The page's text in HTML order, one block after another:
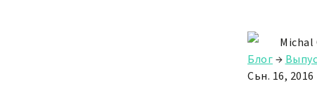
Michal
Блог→
Сьн. 16, 2016